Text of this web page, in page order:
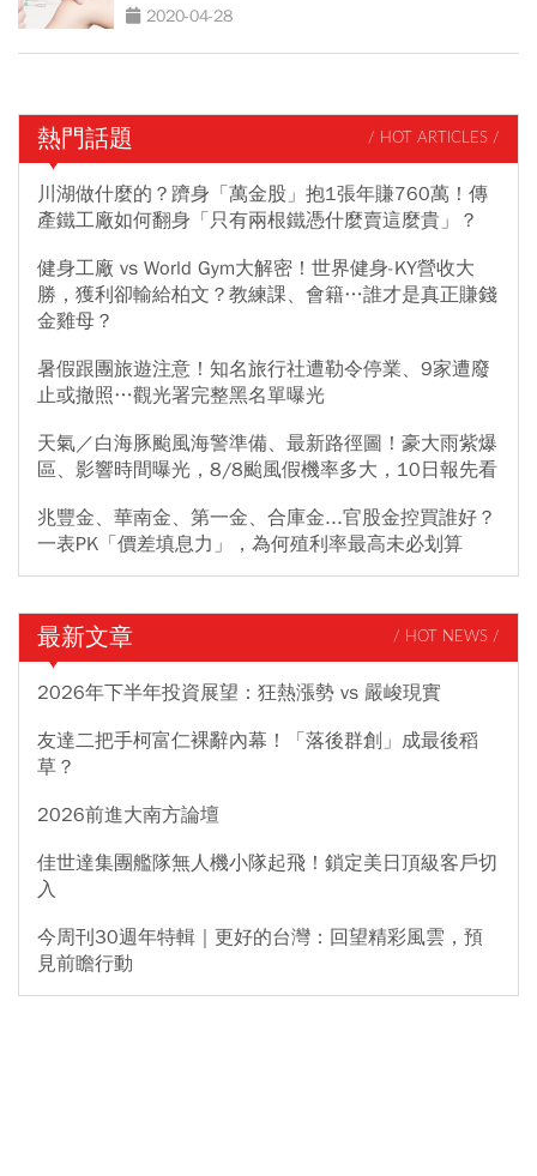
2020-04-28
熱門話題 / HOT ARTICLES /
川湖做什麼的？躋身「萬金股」抱1張年賺760萬！傳
產鐵工廠如何翻身「只有兩根鐵憑什麼賣這麼貴」？
健身工廠 vs World Gym大解密！世界健身-KY營收大
勝，獲利卻輸給柏文？教練課、會籍…誰才是真正賺錢
金雞母？
暑假跟團旅遊注意！知名旅行社遭勒令停業、9家遭廢
止或撤照…觀光署完整黑名單曝光
天氣／白海豚颱風海警準備、最新路徑圖！豪大雨紫爆
區、影響時間曝光，8/8颱風假機率多大，10日報先看
兆豐金、華南金、第一金、合庫金...官股金控買誰好？
一表PK「價差填息力」，為何殖利率最高未必划算
最新文章 / HOT NEWS /
2026年下半年投資展望：狂熱漲勢 vs 嚴峻現實
友達二把手柯富仁裸辭內幕！「落後群創」成最後稻
草？
2026前進大南方論壇
佳世達集團艦隊無人機小隊起飛！鎖定美日頂級客戶切
入
今周刊30週年特輯｜更好的台灣：回望精彩風雲，預
見前瞻行動